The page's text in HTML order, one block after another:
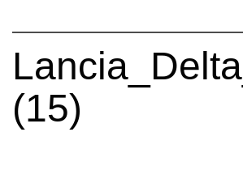
(15)